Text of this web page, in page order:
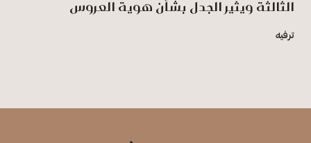
الثالثة ويثير الجدل بشأن هوية العروس
ترفيه